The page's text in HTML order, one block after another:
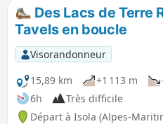
Des Lacs de Terre
Tavels en boucle
Visorandonneur
15,89 km
+1 113 m
6h
Très difficile
Départ à Isola (Alpes-